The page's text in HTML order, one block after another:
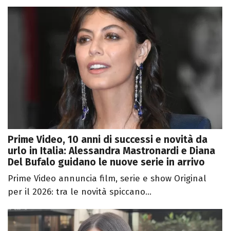
Prime Video, 10 anni di successi e novità da
urlo in Italia: Alessandra Mastronardi e Diana
Del Bufalo guidano le nuove serie in arrivo
Prime Video annuncia film, serie e show Original
per il 2026: tra le novità spiccano...